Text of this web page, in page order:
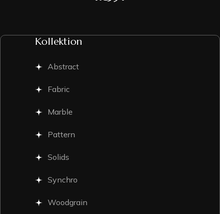
Kollektion
Abstract
Fabric
Marble
Pattern
Solids
Synchro
Woodgrain